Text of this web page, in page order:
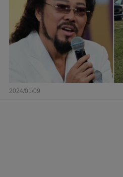
2024/01/09